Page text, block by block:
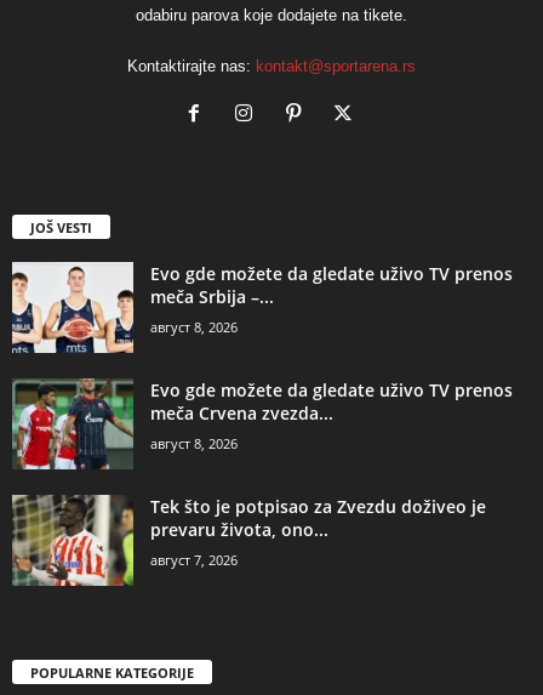
odabiru parova koje dodajete na tikete.
Kontaktirajte nas: kontakt@sportarena.rs
JOŠ VESTI
Evo gde možete da gledate uživo TV prenos
meča Srbija –...
август 8, 2026
Evo gde možete da gledate uživo TV prenos
meča Crvena zvezda...
август 8, 2026
Tek što je potpisao za Zvezdu doživeo je
prevaru života, ono...
август 7, 2026
POPULARNE KATEGORIJE